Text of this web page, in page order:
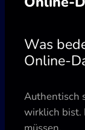
Was
Online-
Authentisch
wirklich bist.